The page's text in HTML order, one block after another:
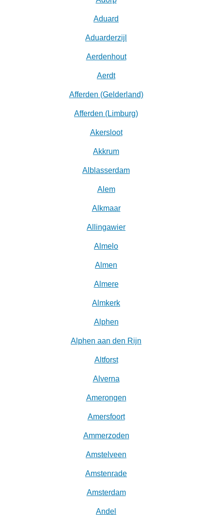
Aduard
Aduarderzijl
Aerdenhout
Aerdt
Afferden (Gelderland)
Afferden (Limburg)
Akersloot
Akkrum
Alblasserdam
Alem
Alkmaar
Allingawier
Almelo
Almen
Almere
Almkerk
Alphen
Alphen aan den Rijn
Altforst
Alverna
Amerongen
Amersfoort
Ammerzoden
Amstelveen
Amstenrade
Amsterdam
Andel